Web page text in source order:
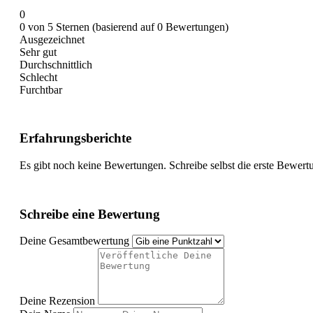
0
0 von 5 Sternen (basierend auf 0 Bewertungen)
Ausgezeichnet
Sehr gut
Durchschnittlich
Schlecht
Furchtbar
Erfahrungsberichte
Es gibt noch keine Bewertungen. Schreibe selbst die erste
Schreibe eine Bewertung
Deine Gesamtbewertung
Deine Rezension